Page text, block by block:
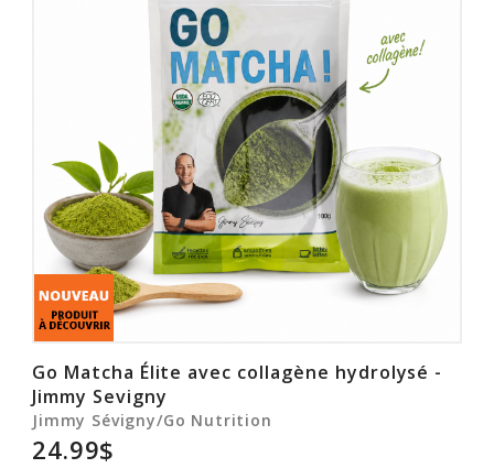
Go Matcha Élite avec collagène hydrolysé -
Jimmy Sevigny
Jimmy Sévigny/Go Nutrition
24.99$